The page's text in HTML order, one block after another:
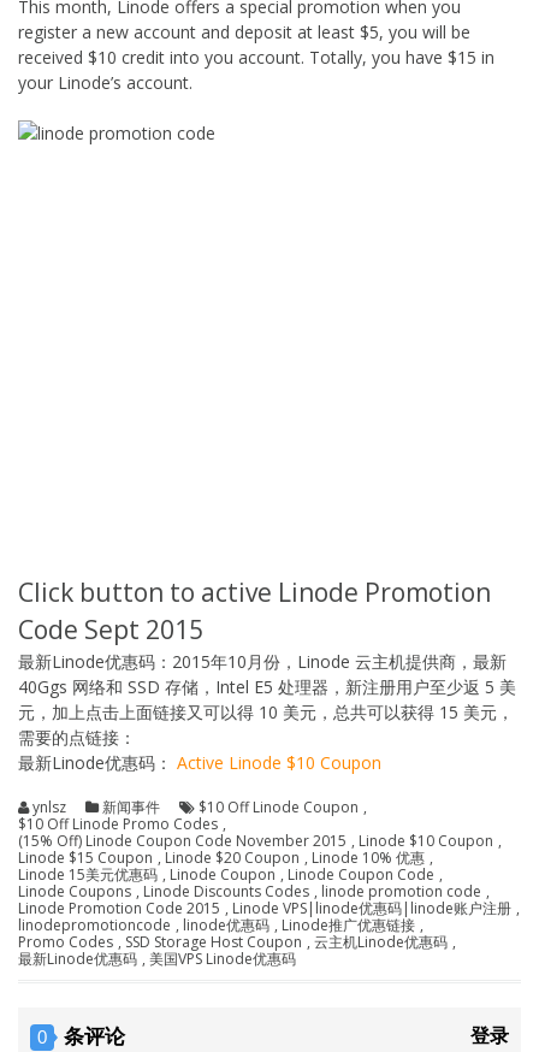
This month, Linode offers a special promotion when you
register a new account and deposit at least $5, you will be
received $10 credit into you account. Totally, you have $15 in
your Linode’s account.
Click button to active Linode Promotion
Code Sept 2015
最新Linode优惠码：2015年10月份，Linode 云主机提供商，最新
40Ggs 网络和 SSD 存储，Intel E5 处理器，新注册用户至少返 5 美
元，加上点击上面链接又可以得 10 美元，总共可以获得 15 美元，
需要的点链接：
最新Linode优惠码： Active Linode $10 Coupon
ynlsz 新闻事件 $10 Off Linode Coupon ,
$10 Off Linode Promo Codes ,
(15% Off) Linode Coupon Code November 2015 , Linode $10 Coupon ,
Linode $15 Coupon , Linode $20 Coupon , Linode 10% 优惠 ,
Linode 15美元优惠码 , Linode Coupon , Linode Coupon Code ,
Linode Coupons , Linode Discounts Codes , linode promotion code ,
Linode Promotion Code 2015 , Linode VPS|linode优惠码|linode账户注册 ,
linodepromotioncode , linode优惠码 , Linode推广优惠链接 ,
Promo Codes , SSD Storage Host Coupon , 云主机Linode优惠码 ,
最新Linode优惠码 , 美国VPS Linode优惠码
0 条评论 登录